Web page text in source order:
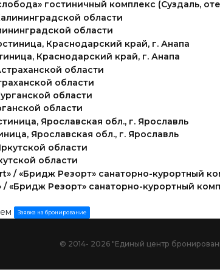
гостиничный комплекс (Суздаль,
области
Краснодарский край, г. Анапа
области
области
Ярославская обл., г. Ярославль
области
/ «Бридж Резорт» санаторно-курортный
Заявка на бронирование
© 2014- 2026 "Единый центр